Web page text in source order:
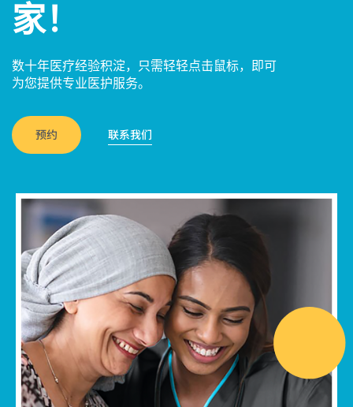
家！
数十年医疗经验积淀，只需轻轻点击鼠标，即可
为您提供专业医护服务。
预约 联系我们